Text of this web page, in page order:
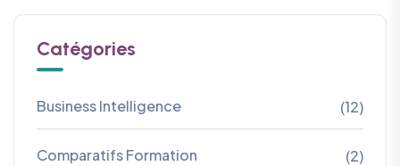
Catégories
Business Intelligence (12)
Comparatifs Formation (2)